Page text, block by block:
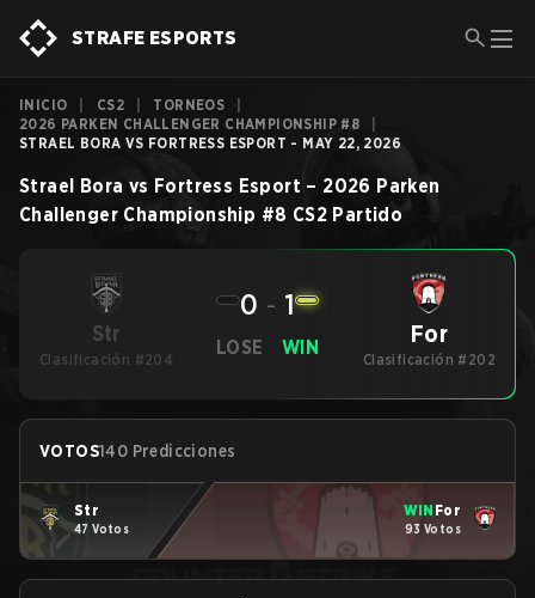
STRAFE ESPORTS
INICIO CS2 TORNEOS
2026 PARKEN CHALLENGER CHAMPIONSHIP #8
STRAEL BORA VS FORTRESS ESPORT - MAY 22, 2026
Strael Bora vs Fortress Esport – 2026 Parken
Challenger Championship #8 CS2 Partido
Str
Clasificación #204
LOSE
0 - 1
WIN For
Clasificación #202
VOTOS140 Predicciones
Str
47 Votos
WIN For
93 Votos